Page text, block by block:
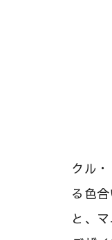
クル
る色
と、